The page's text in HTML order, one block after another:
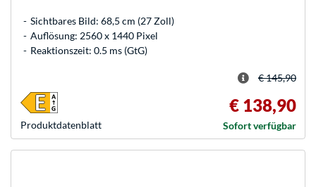
Sichtbares Bild: 68,5 cm (27 Zoll)
Auflösung: 2560 x 1440 Pixel
Reaktionszeit: 0.5 ms (GtG)
Produkt­datenblatt
€ 145,90
€ 138,90
Sofort verfügbar